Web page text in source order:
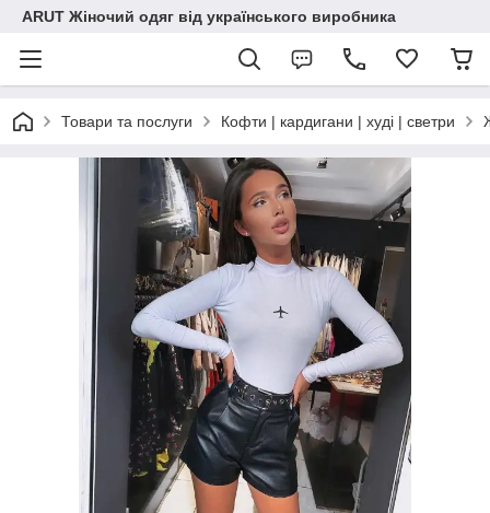
ARUT Жіночий одяг від українського виробника
Товари та послуги Кофти | кардигани | худі | светри